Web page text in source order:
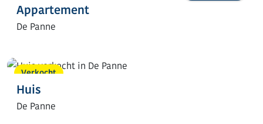
Appartement
De Panne
Verkocht
Huis
De Panne